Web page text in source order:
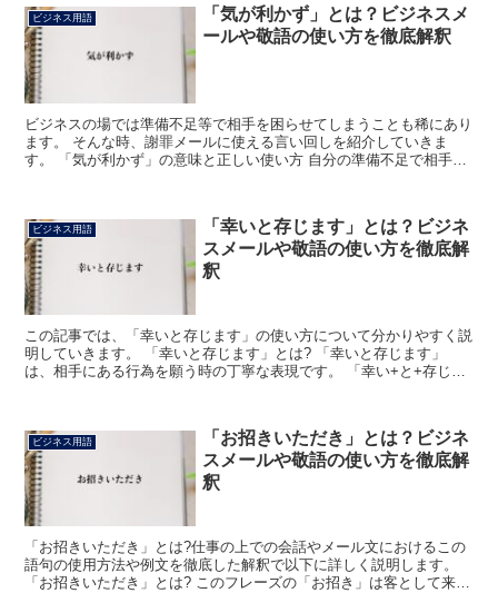
ビジネス用語
「気が利かず」とは？ビジネスメ
ールや敬語の使い方を徹底解釈
ビジネスの場では準備不足等で相手を困らせてしまうことも稀にあり
ます。 そんな時、謝罪メールに使える言い回しを紹介していきま
す。 「気が利かず」の意味と正しい使い方 自分の準備不足で相手を
ビジネス用語
「幸いと存じます」とは？ビジネ
スメールや敬語の使い方を徹底解
釈
この記事では、「幸いと存じます」の使い方について分かりやすく説
明していきます。 「幸いと存じます」とは? 「幸いと存じます」
は、相手にある行為を願う時の丁寧な表現です。 「幸い+と+存じま
ビジネス用語
「お招きいただき」とは？ビジネ
スメールや敬語の使い方を徹底解
釈
「お招きいただき」とは?仕事の上での会話やメール文におけるこの
語句の使用方法や例文を徹底した解釈で以下に詳しく説明します。
「お招きいただき」とは? このフレーズの「お招き」は客として来る